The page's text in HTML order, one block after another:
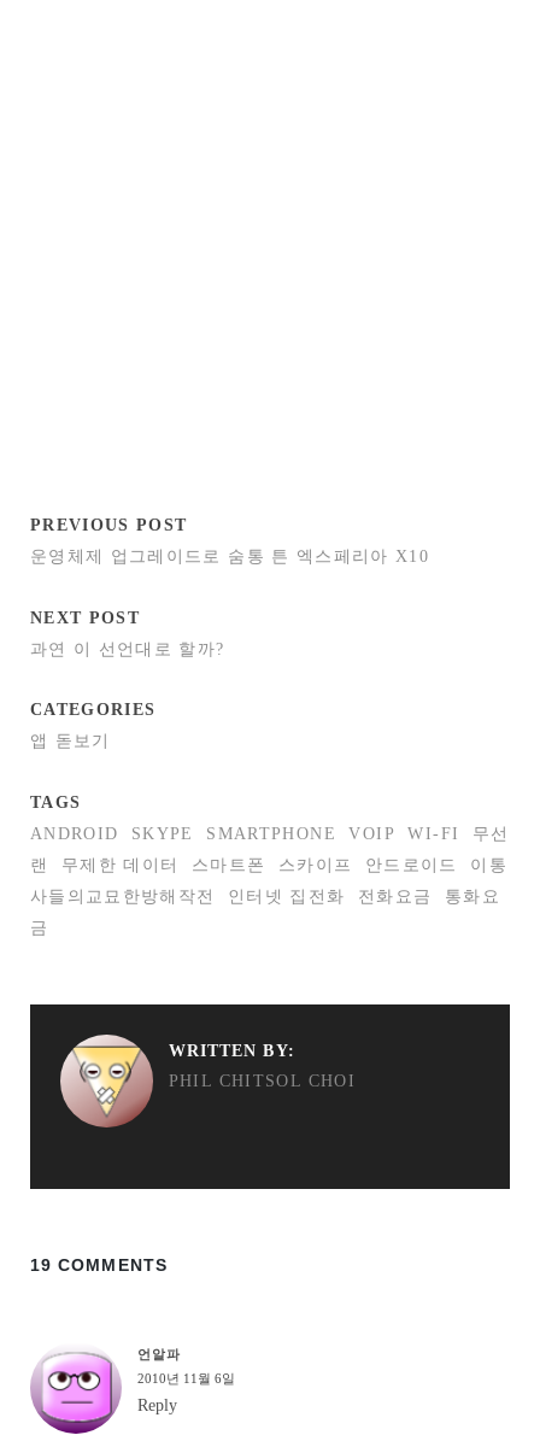
PREVIOUS POST
운영체제 업그레이드로 숨통 튼 엑스페리아 X10
NEXT POST
과연 이 선언대로 할까?
CATEGORIES
앱 돋보기
TAGS
ANDROID
SKYPE SMARTPHONE VOIP WI-FI
무선
랜
무제한 데이터 스마트폰 스카이프 안드로이드
이통
사들의교묘한방해작전
인터넷 집전화 전화요금
통화요
금
WRITTEN BY:
PHIL CHITSOL CHOI
19 COMMENTS
언알파
2010년 11월 6일
Reply